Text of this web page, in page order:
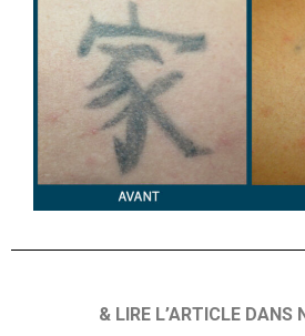
& LIRE L’ARTICLE DANS